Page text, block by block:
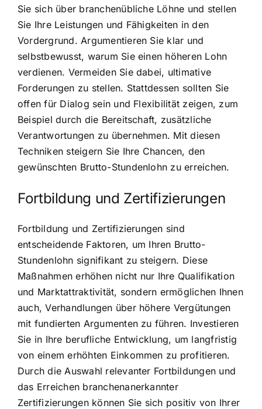
Sie sich über branchenübliche Löhne und stellen
Sie Ihre Leistungen und Fähigkeiten in den
Vordergrund. Argumentieren Sie klar und
selbstbewusst, warum Sie einen höheren Lohn
verdienen. Vermeiden Sie dabei, ultimative
Forderungen zu stellen. Stattdessen sollten Sie
offen für Dialog sein und Flexibilität zeigen, zum
Beispiel durch die Bereitschaft, zusätzliche
Verantwortungen zu übernehmen. Mit diesen
Techniken steigern Sie Ihre Chancen, den
gewünschten Brutto-Stundenlohn zu erreichen.
Fortbildung und Zertifizierungen
Fortbildung und Zertifizierungen sind
entscheidende Faktoren, um Ihren Brutto-
Stundenlohn signifikant zu steigern. Diese
Maßnahmen erhöhen nicht nur Ihre Qualifikation
und Marktattraktivität, sondern ermöglichen Ihnen
auch, Verhandlungen über höhere Vergütungen
mit fundierten Argumenten zu führen. Investieren
Sie in Ihre berufliche Entwicklung, um langfristig
von einem erhöhten Einkommen zu profitieren.
Durch die Auswahl relevanter Fortbildungen und
das Erreichen branchenanerkannter
Zertifizierungen können Sie sich positiv von Ihrer